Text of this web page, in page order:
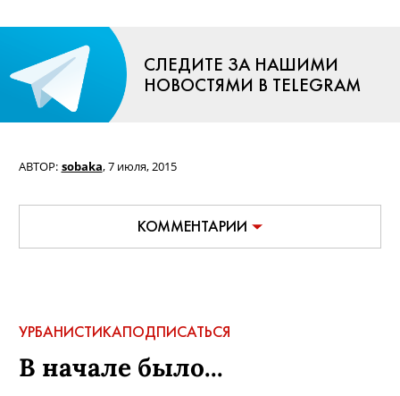
СЛЕДИТЕ ЗА НАШИМИ
НОВОСТЯМИ В TELEGRAM
АВТОР: sobaka,7 июля, 2015
КОММЕНТАРИИ
УРБАНИСТИКАПОДПИСАТЬСЯ
В начале было...